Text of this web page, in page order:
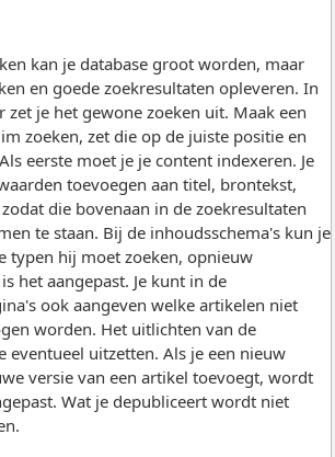
kan je database groot worden, maar
en goede zoekresultaten opleveren. In
zet je het gewone zoeken uit. Maak een
zoeken, zet die op de juiste positie en
eerste moet je je content indexeren. Je
toevoegen aan titel, brontekst,
die bovenaan in de zoekresultaten
te staan. Bij de inhoudsschema's kun je
typen hij moet zoeken, opnieuw
het aangepast. Je kunt in de
ook aangeven welke artikelen niet
worden. Het uitlichten van de
eventueel uitzetten. Als je een nieuw
versie van een artikel toevoegt, wordt
Wat je depubliceert wordt niet